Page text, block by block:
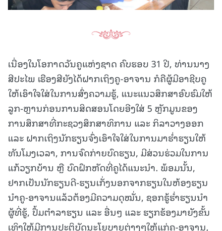
ເນື່ອງໃນໂອກາດວັນຄູແຫ່ງຊາດ ຄົບຮອບ 31 ປີ, ທ່ານນາງ
ສີປະໄພ ເຮືອງສີຍັງໄດ້ຝາກເຖິງຄູ-ອາຈານ ກໍຄືຜູ້ມີອາຊີບຄູ
ໃຫ້ເອົາໃຈໃສ່ໃນການສົ່ງຄວາມຮູ້, ແນະແນວສຶກສາອົບຮົມໃຫ້
ລູກ-ຫຼານກ່ອນການສິດສອນໂດຍອີງໃສ່ 5 ຫຼັກມູນຂອງ
ການສຶກສາທີ່ກະຊວງສຶກສາທິການ ແລະ ກິລາວາງອອກ
ແລະ ຝາກເຖິງນັກຮຽນຈົ່ງເອົາໃຈໃສ່ໃນການມາຮໍ່າຮຽນໃຫ້
ທັນໂມງເວລາ, ການຈົດກ່າຍບົດຮຽນ, ມີສ່ວນຮ່ວມໃນການ
ແກ້ວຽກບ້ານ ຫຼື ບົດຝຶກຫັດທີ່ຄູໄດ້ແນະນໍາ. ພ້ອມນັ້ນ,
ຢາກເປັນນັກຮຽນດີ-ຮຽນເກັ່ງນອກຈາກຮຽນໃນຫ້ອງຮຽນ
ນໍາຄູ-ອາຈານແລ້ວຕ້ອງມີຄວາມດຸໝັ່ນ, ຊອກຮູ້ຮໍ່າຮຽນນໍາ
ຜູ້ທີ່ຮູ້, ປຶ້ມຕໍາລາຮຽນ ແລະ ອື່ນໆ ແລະ ຮຽກຮ້ອງມາຍັງຂັ້ນ
ເທິງໃຫ້ມີການປະຕິບັດນະໂຍບາຍຕ່າງໆໃຫ້ແກ່ຄູ-ອາຈານ,